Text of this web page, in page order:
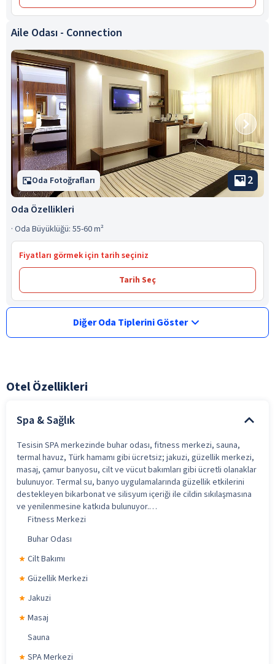
Aile Odası - Connection
Oda Fotoğrafları 2
Oda Özellikleri
· Oda Büyüklüğü: 55-60 m²
Fiyatları görmek için tarih seçiniz
Tarih Seç
Diğer Oda Tiplerini Göster
Otel Özellikleri
Spa & Sağlık
Tesisin SPA merkezinde buhar odası, fitness merkezi, sauna,
termal havuz, Türk hamamı gibi ücretsiz; jakuzi, güzellik merkezi,
masaj, çamur banyosu, cilt ve vücut bakımları gibi ücretli olanaklar
bulunuyor. Termal su, banyo uygulamalarında güzellik etkilerini
destekleyen bikarbonat ve silisyum içeriği ile cildin sıkılaşmasına
ve yenilenmesine katkıda bulunuyor.
özel, erkeklere özel ve karma kullanım için ayrı ayrı düzenlenmiş
yüzme ve termal havuzlar bulunmaktadır.
Kapalı alanda karma kullanım için kaydıraklı ve jakuzili yüzme
havuzu yer almakta olup su sıcaklığı yıl boyunca yaklaşık 30°C’dir.
havuzu (36°C) mevcuttur.
Açık alanda karma kullanıma açık ısıtmalı yüzme ve çocuk havuzu
bulunmakta; bu havuzların su sıcaklığı yaz döneminde 26–27°C, kış
Fitness Merkezi
Buhar Odası
Cilt Bakımı
Güzellik Merkezi
Jakuzi
Masaj
Sauna
SPA Merkezi